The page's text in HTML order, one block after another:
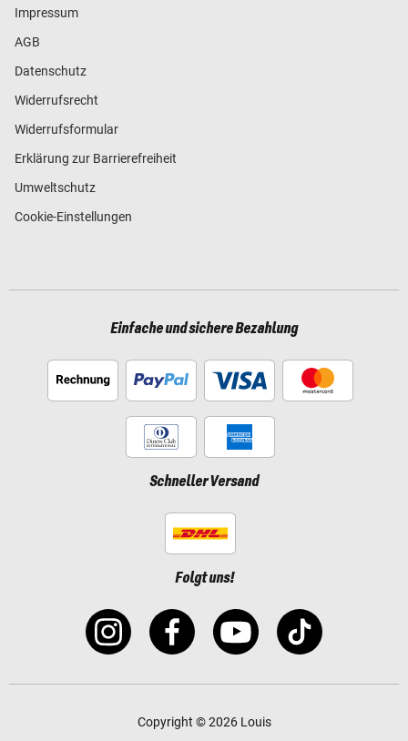
Impressum
AGB
Datenschutz
Widerrufsrecht
Widerrufsformular
Erklärung zur Barrierefreiheit
Umweltschutz
Cookie-Einstellungen
Einfache und sichere Bezahlung
Schneller Versand
Folgt uns!
Copyright © 2026 Louis